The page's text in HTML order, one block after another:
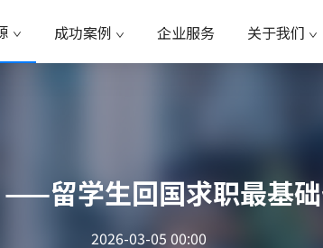
成功案例 企业服务 关于我们
留学生回国求职最基
2026-03-05 00:00